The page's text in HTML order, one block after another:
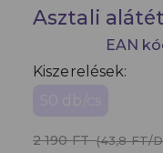
Asztali
EAN
Kiszerelések:
2 190 FT(43,8 FT/